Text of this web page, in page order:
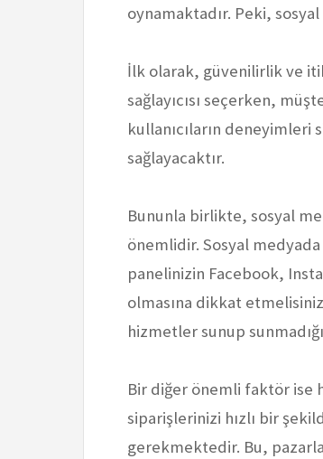
oynamaktadır. Peki,
İlk olarak, güvenilirlik ve
sağlayıcısı seçerken,
kullanıcıların deneyimleri
sağlayacaktır.
Bununla birlikte, sosyal
önemlidir. Sosyal
panelinizin Facebook,
olmasına dikkat
hizmetler sunup
Bir diğer önemli faktör ise
siparişlerinizi hızlı bir
gerekmektedir. Bu,